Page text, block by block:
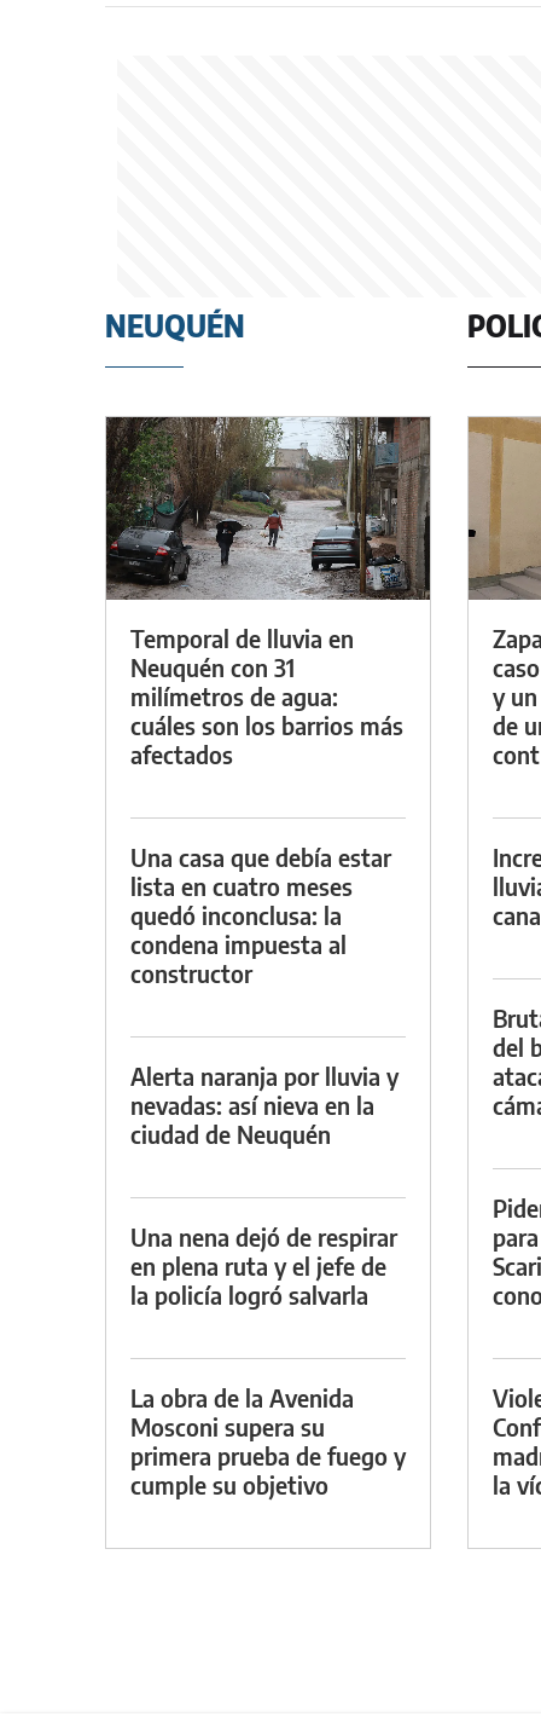
NEUQUÉN
Temporal de lluvia en
Neuquén con 31
milímetros de agua:
cuáles son los barrios más
afectados
Una casa que debía estar
lista en cuatro meses
quedó inconclusa: la
condena impuesta al
constructor
Alerta naranja por lluvia y
nevadas: así nieva en la
ciudad de Neuquén
Una nena dejó de respirar
en plena ruta y el jefe de
la policía logró salvarla
La obra de la Avenida
Mosconi supera su
primera prueba de fuego y
cumple su objetivo
y
de
del
la